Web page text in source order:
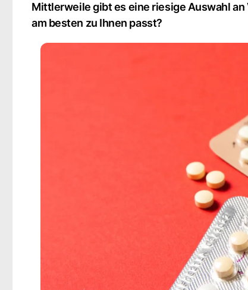
Mittlerweile gibt es eine riesige Auswahl
am besten zu Ihnen passt?